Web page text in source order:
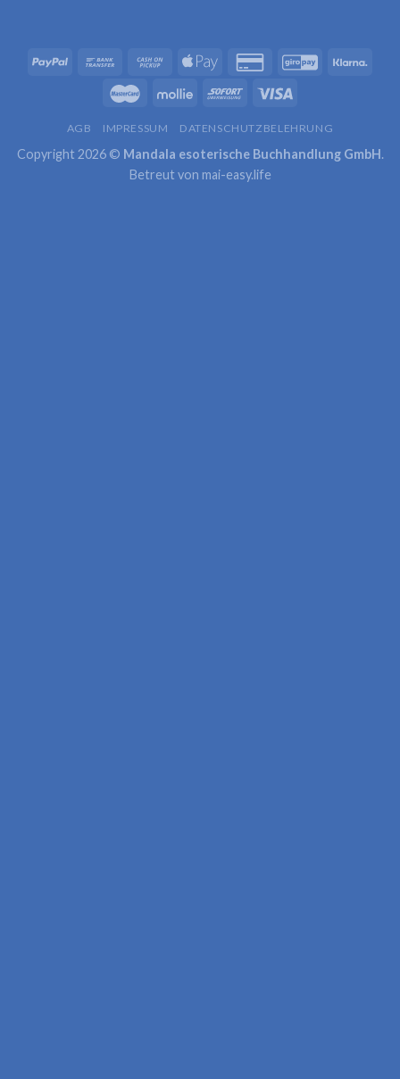
AGB IMPRESSUM DATENSCHUTZBELEHRUNG
Copyright 2026 © Mandala esoterische Buchhandlung GmbH.
Betreut von mai-easy.life